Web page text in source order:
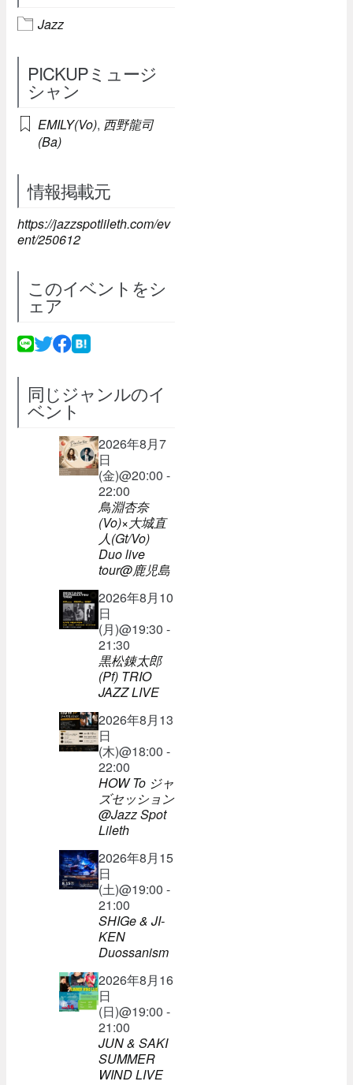
Jazz
PICKUPミュージ
シャン
EMILY(Vo), 西野龍司
(Ba)
情報掲載元
https://jazzspotlileth.com/ev
ent/250612
このイベントをシ
ェア
同じジャンルのイ
ベント
2026年8月7
日
(金)@20:00 -
22:00
鳥淵杏奈
(Vo)×大城直
人(Gt/Vo)
Duo live
tour@鹿児島
2026年8月10
日
(月)@19:30 -
21:30
黒松錬太郎
(Pf) TRIO
JAZZ LIVE
2026年8月13
日
(木)@18:00 -
22:00
HOW To ジャ
ズセッション
@Jazz Spot
Lileth
2026年8月15
日
(土)@19:00 -
21:00
SHIGe & JI-
KEN
Duossanism
2026年8月16
日
(日)@19:00 -
21:00
JUN & SAKI
SUMMER
WIND LIVE